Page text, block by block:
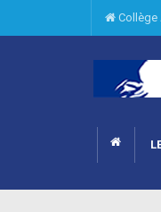
Collège